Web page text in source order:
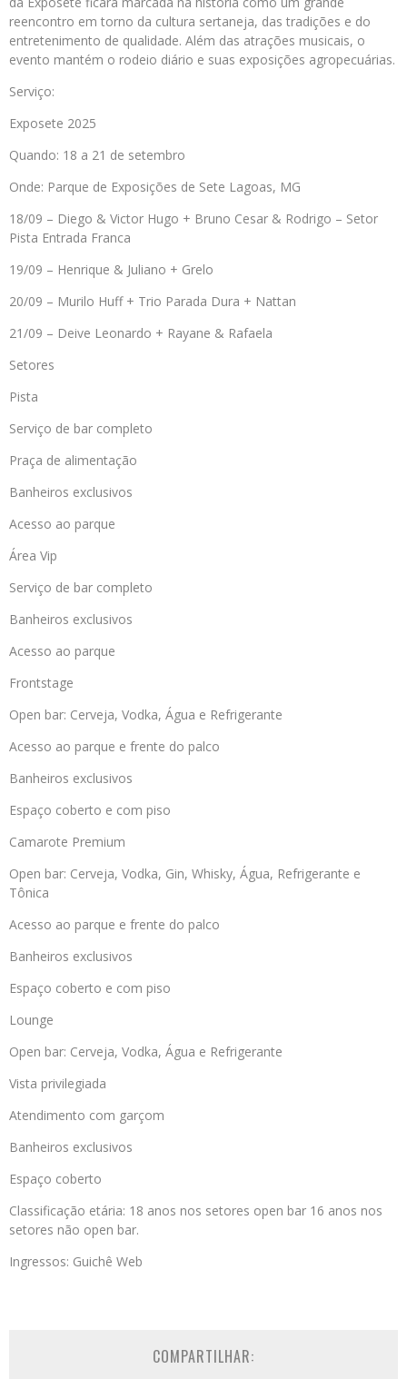
reencontro em torno da cultura sertaneja, das tradições e do
entretenimento de qualidade. Além das atrações musicais, o
evento mantém o rodeio diário e suas exposições agropecuárias.
Serviço:
Exposete 2025
Quando: 18 a 21 de setembro
Onde: Parque de Exposições de Sete Lagoas, MG
18/09 – Diego & Victor Hugo + Bruno Cesar & Rodrigo – Setor
Pista Entrada Franca
19/09 – Henrique & Juliano + Grelo
20/09 – Murilo Huff + Trio Parada Dura + Nattan
21/09 – Deive Leonardo + Rayane & Rafaela
Setores
Pista
Serviço de bar completo
Praça de alimentação
Banheiros exclusivos
Acesso ao parque
Área Vip
Serviço de bar completo
Banheiros exclusivos
Acesso ao parque
Frontstage
Open bar: Cerveja, Vodka, Água e Refrigerante
Acesso ao parque e frente do palco
Banheiros exclusivos
Espaço coberto e com piso
Camarote Premium
Open bar: Cerveja, Vodka, Gin, Whisky, Água, Refrigerante e
Tônica
Acesso ao parque e frente do palco
Banheiros exclusivos
Espaço coberto e com piso
Lounge
Open bar: Cerveja, Vodka, Água e Refrigerante
Vista privilegiada
Atendimento com garçom
Banheiros exclusivos
Espaço coberto
Classificação etária: 18 anos nos setores open bar 16 anos nos
setores não open bar.
Ingressos: Guichê Web
COMPARTILHAR: